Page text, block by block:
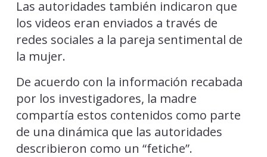
Las autoridades también indicaron que
los videos eran enviados a través de
redes sociales a la pareja sentimental de
la mujer.
De acuerdo con la información recabada
por los investigadores, la madre
compartía estos contenidos como parte
de una dinámica que las autoridades
describieron como un “fetiche”.